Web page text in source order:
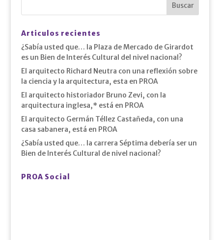
Articulos recientes
¿Sabía usted que… la Plaza de Mercado de Girardot
es un Bien de Interés Cultural del nivel nacional?
El arquitecto Richard Neutra con una reflexión sobre
la ciencia y la arquitectura, esta en PROA
El arquitecto historiador Bruno Zevi, con la
arquitectura inglesa,* está en PROA
El arquitecto Germán Téllez Castañeda, con una
casa sabanera, está en PROA
¿Sabía usted que… la carrera Séptima debería ser un
Bien de Interés Cultural de nivel nacional?
PROA Social